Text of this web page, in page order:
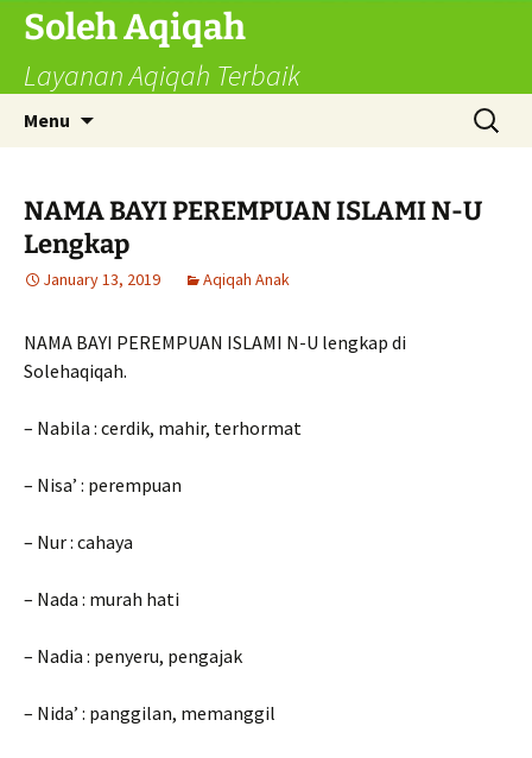
Skip
content
Soleh Aqiqah
Layanan Aqiqah Terbaik
Menu
Search
for:
NAMA BAYI PEREMPUAN ISLAMI N-U
Lengkap
January 13, 2019 Aqiqah Anak
NAMA BAYI PEREMPUAN ISLAMI N-U lengkap di
Solehaqiqah.
– Nabila : cerdik, mahir, terhormat
– Nisa’ : perempuan
– Nur : cahaya
– Nada : murah hati
– Nadia : penyeru, pengajak
– Nida’ : panggilan, memanggil